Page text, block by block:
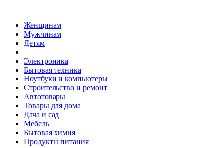
Женщинам
Мужчинам
Детям
Электроника
Бытовая техника
Ноутбуки и компьютеры
Строительство и ремонт
Автотовары
Товары для дома
Дача и сад
Мебель
Бытовая химия
Продукты питания